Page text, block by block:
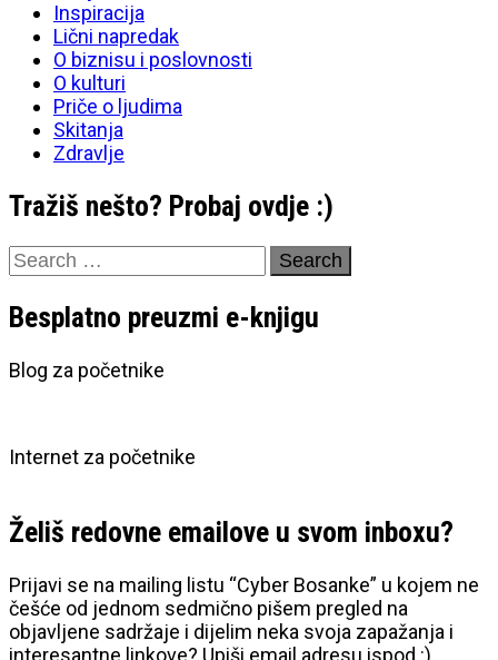
Inspiracija
Lični napredak
O biznisu i poslovnosti
O kulturi
Priče o ljudima
Skitanja
Zdravlje
Tražiš nešto? Probaj ovdje :)
Search
for:
Besplatno preuzmi e-knjigu
Blog za početnike
Internet za početnike
Želiš redovne emailove u svom inboxu?
Prijavi se na mailing listu “Cyber Bosanke” u kojem ne
češće od jednom sedmično pišem pregled na
objavljene sadržaje i dijelim neka svoja zapažanja i
interesantne linkove? Upiši email adresu ispod :)